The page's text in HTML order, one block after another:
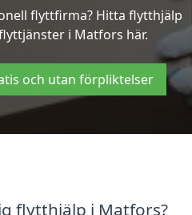
flyttfirma? Hitta flytthjälp
i Matfors här.
och utan förpliktelser
flytthjälp i Matfors?